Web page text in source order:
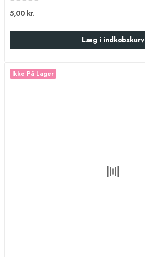
5,00 kr.
Læg i indkøbskurv
Ikke På Lager